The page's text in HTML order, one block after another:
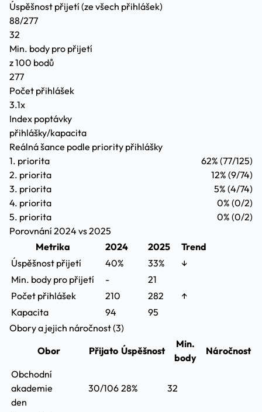
Úspěšnost přijetí(ze všech přihlášek)
88/277
32
Min. body pro přijetí
z 100 bodů
277
Počet přihlášek
3.1x
Index poptávky
přihlášky/kapacita
Reálná šance podle priority přihlášky
1. priorita
62% (77/125)
2. priorita
12% (9/74)
3. priorita
5% (4/74)
4. priorita
0% (0/2)
5. priorita
0% (0/2)
Porovnání 2024 vs 2025
Metrika
2024 2025
Trend
Úspěšnost přijetí
40% 33%
↓
Min. body pro přijetí
-
21
Počet přihlášek
210 282
↑
Kapacita
94
95
Obory a jejich náročnost (3)
Obor
Přijato Úspěšnost
Min.
body
Náročnost
Obchodní
akademie
den
30/106 28% 32